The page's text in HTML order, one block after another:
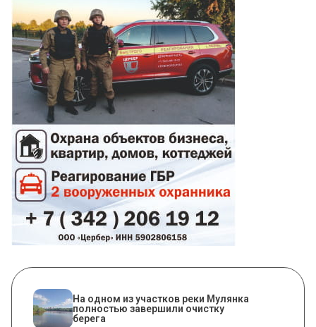
На одном из участков реки Мулянка
полностью завершили очистку
берега